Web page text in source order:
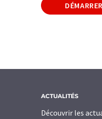
ACTUALITÉS
Découvrir les